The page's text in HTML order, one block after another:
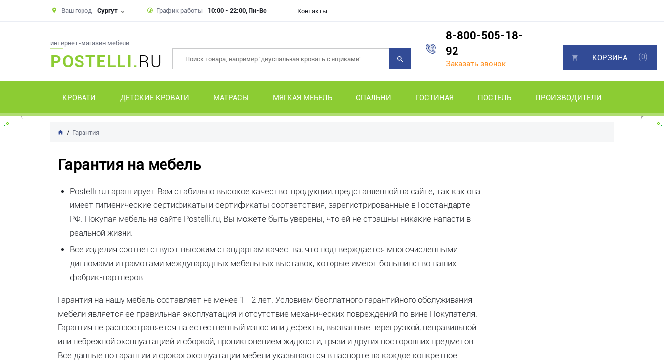
Ваш город Сургут График работы 10:00 - 22:00, Пн-Вс Контакты
интернет-магазин мебели
POSTELLI.RU
8-800-505-18-
92
Заказать звонок
КРОВАТИ ДЕТСКИЕ КРОВАТИ МАТРАСЫ МЯГКАЯ МЕБЕЛЬ СПАЛЬНИ ГОСТИНАЯ ПОСТЕЛЬ ПРОИЗВОДИТЕЛИ
КОРЗИНА (0)
Гарантия
Гарантия на мебель
Postelli ru гарантирует Вам стабильно высокое качество продукции, представленной на сайте, так как она
имеет гигиенические сертификаты и сертификаты соответствия, зарегистрированные в Госстандарте
РФ. Покупая мебель на сайте Postelli.ru, Вы можете быть уверены, что ей не страшны никакие напасти в
реальной жизни.
Все изделия соответствуют высоким стандартам качества, что подтверждается многочисленными
дипломами и грамотами международных мебельных выставок, которые имеют большинство наших
фабрик-партнеров.
Гарантия на нашу мебель составляет не менее 1 - 2 лет. Условием бесплатного гарантийного обслуживания
мебели является ее правильная эксплуатация и отсутствие механических повреждений по вине Покупателя.
Гарантия не распространяется на естественный износ или дефекты, вызванные перегрузкой, неправильной
или небрежной эксплуатацией и сборкой, проникновением жидкости, грязи и других посторонних предметов.
Все данные по гарантии и сроках эксплуатации мебели указываются в паспорте на каждое конкретное